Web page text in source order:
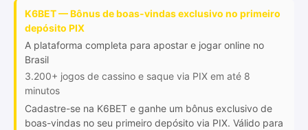
K6BET — Bônus de boas-vindas exclusivo no primeiro
depósito PIX
A plataforma completa para apostar e jogar online no
Brasil
3.200+ jogos de cassino e saque via PIX em até 8
minutos
Cadastre-se na K6BET e ganhe um bônus exclusivo de
boas-vindas no seu primeiro depósito via PIX. Válido para